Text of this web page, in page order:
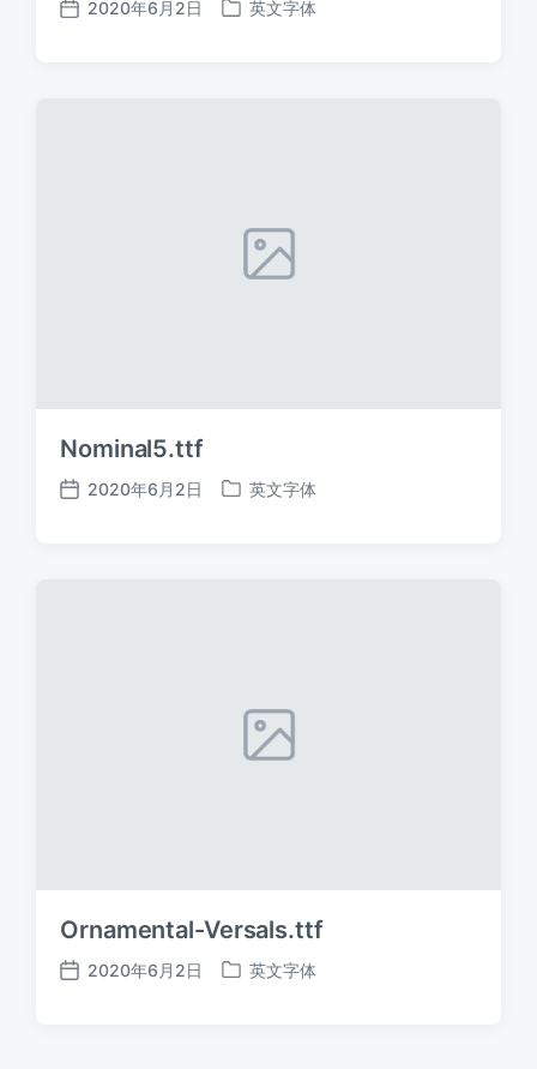
发
2020年6月2日
发
英文字体
Nominal5.ttf
发
2020年6月2日
发
英文字体
Ornamental-Versals.ttf
发
2020年6月2日
发
英文字体